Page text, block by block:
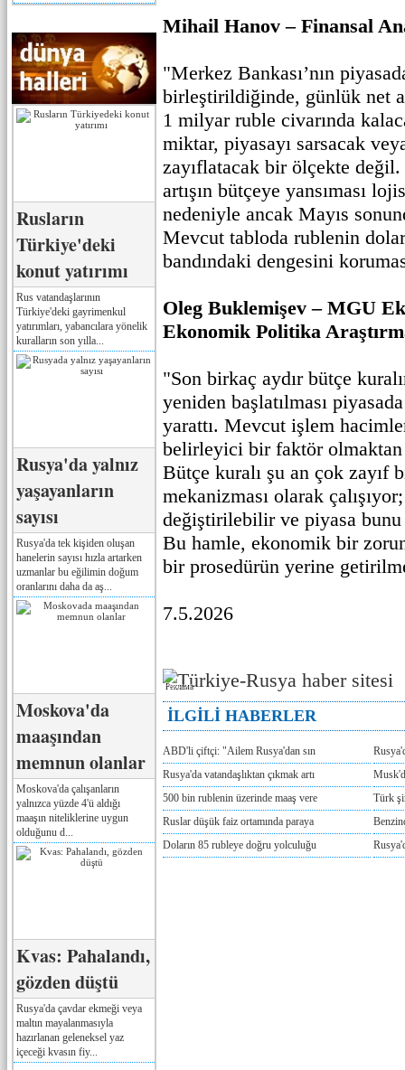
Rusların
Türkiye'deki
konut yatırımı
Rus vatandaşlarının
Türkiye'deki gayrimenkul
yatırımları, yabancılara yönelik
kuralların son yılla...
Rusya'da yalnız
yaşayanların
sayısı
Rusya'da tek kişiden oluşan
hanelerin sayısı hızla artarken
uzmanlar bu eğilimin doğum
oranlarını daha da aş...
Moskova'da
maaşından
memnun olanlar
Moskova'da çalışanların
yalnızca yüzde 4'ü aldığı
maaşın niteliklerine uygun
olduğunu d...
Kvas: Pahalandı,
gözden düştü
Rusya'da çavdar ekmeği veya
maltın mayalanmasıyla
hazırlanan geleneksel yaz
içeceği kvasın fiy...
Mihail Hanov – Finansal
"Merkez Bankası’nın
birleştirildiğinde, günlük net
1 milyar ruble civarında
miktar, piyasayı sarsacak
zayıflatacak bir ölçekte
artışın bütçeye yansıması
nedeniyle ancak Mayıs
Mevcut tabloda rublenin dolar
bandındaki dengesini
Oleg Buklemişev – MGU
Ekonomik Politika
"Son birkaç aydır bütçe
yeniden başlatılması
yarattı. Mevcut işlem
belirleyici bir faktör olmaktan
Bütçe kuralı şu an çok zayıf
mekanizması olarak
değiştirilebilir ve piyasa
Bu hamle, ekonomik bir
bir prosedürün yerine
7.5.2026
Реклама
İLGİLİ HABERLER
ABD'li çiftçi: "Ailem Rusya'dan sın
Rusya'da vatandaşlıktan çıkmak artı
500 bin rublenin üzerinde maaş vere
Türk
Ruslar düşük faiz ortamında paraya
Doların 85 rubleye doğru yolculuğu